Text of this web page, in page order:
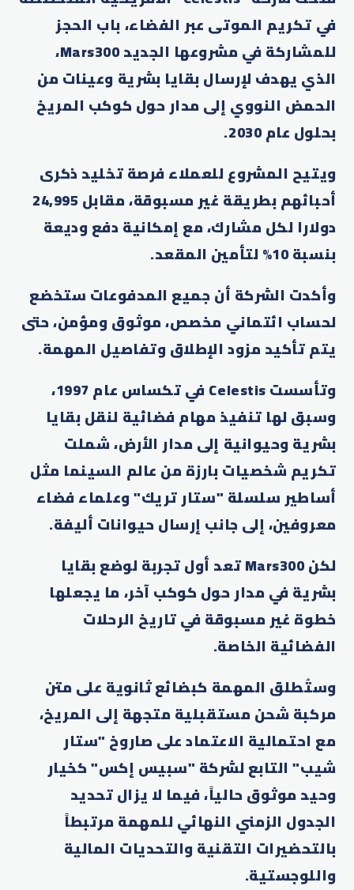
في تكريم الموتى عبر الفضاء، باب الحجز
للمشاركة في مشروعها الجديد Mars300،
الذي يهدف لإرسال بقايا بشرية وعينات من
الحمض النووي إلى مدار حول كوكب المريخ
بحلول عام 2030.
ويتيح المشروع للعملاء فرصة تخليد ذكرى
أحبائهم بطريقة غير مسبوقة، مقابل 24,995
دولارا لكل مشارك، مع إمكانية دفع وديعة
بنسبة 10% لتأمين المقعد.
وأكدت الشركة أن جميع المدفوعات ستخضع
لحساب ائتماني مخصص، موثوق ومؤمن، حتى
يتم تأكيد مزود الإطلاق وتفاصيل المهمة.
وتأسست Celestis في تكساس عام 1997،
وسبق لها تنفيذ مهام فضائية لنقل بقايا
بشرية وحيوانية إلى مدار الأرض، شملت
تكريم شخصيات بارزة من عالم السينما مثل
أساطير سلسلة "ستار تريك" وعلماء فضاء
معروفين، إلى جانب إرسال حيوانات أليفة.
لكن Mars300 تعد أول تجربة لوضع بقايا
بشرية في مدار حول كوكب آخر، ما يجعلها
خطوة غير مسبوقة في تاريخ الرحلات
الفضائية الخاصة.
وستُطلق المهمة كبضائع ثانوية على متن
مركبة شحن مستقبلية متجهة إلى المريخ،
مع احتمالية الاعتماد على صاروخ "ستار
شيب" التابع لشركة "سبيس إكس" كخيار
وحيد موثوق حالياً، فيما لا يزال تحديد
الجدول الزمني النهائي للمهمة مرتبطاً
بالتحضيرات التقنية والتحديات المالية
واللوجستية.